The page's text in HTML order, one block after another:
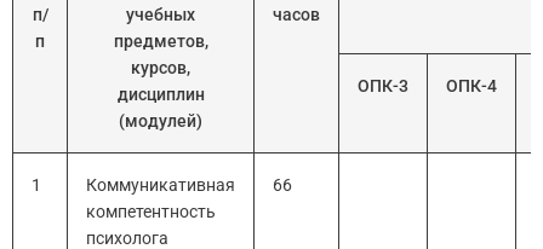
п/
п
учебных
предметов,
курсов,
дисциплин
(модулей)
часов
ОПК-3 ОПК-4
1
Коммуникативная
компетентность
психолога
66